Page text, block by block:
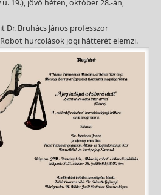
u. 19.), jövő héten, október 28.-án,
Bruhács János professzor
hurcolások jogi hátterét elemzi.